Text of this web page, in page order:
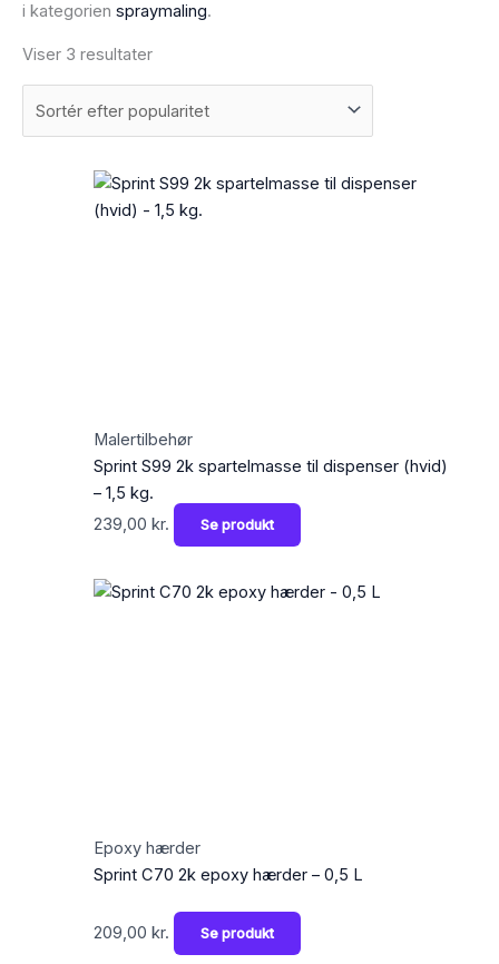
i kategorien spraymaling.
Viser 3 resultater
Malertilbehør
Sprint S99 2k spartelmasse til dispenser (hvid)
– 1,5 kg.
239,00 kr. Se produkt
Epoxy hærder
Sprint C70 2k epoxy hærder – 0,5 L
209,00 kr. Se produkt